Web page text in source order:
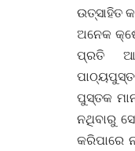
ଉତ୍ସାହିତ
ଅନେକ
ପ୍ରତି
ପୁସ୍ତକ
ନଥିବାରୁ
କରିପାରେ